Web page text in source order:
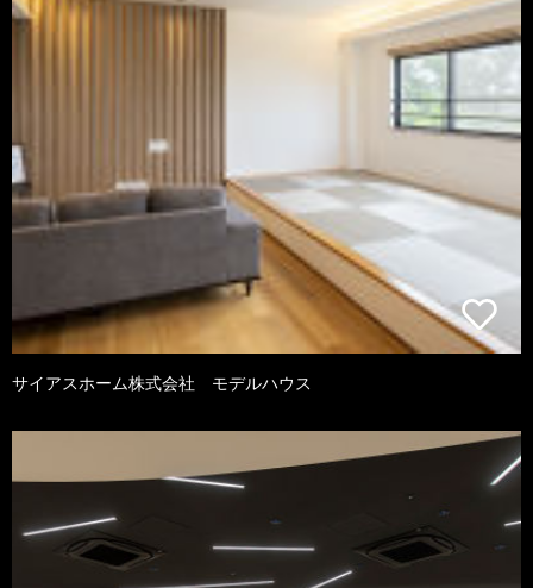
サイアスホーム株式会社 モデルハウス